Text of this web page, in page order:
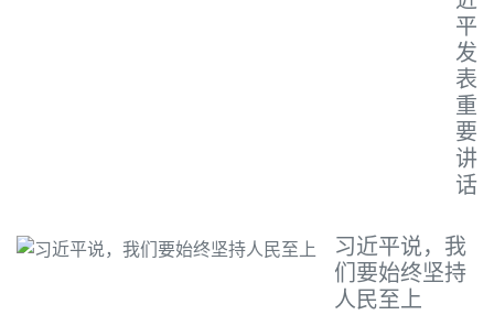
平
发
表
重
要
讲
话
习近平说，我
们要始终坚持
人民至上